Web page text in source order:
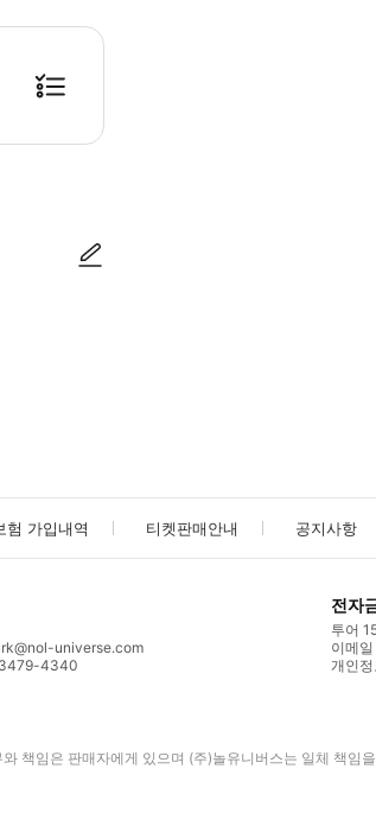
경우, 당일 연령 증명서가 필요할 수 있습니다. 결
험 가입내역 티켓판매안내 공지사항
universe.com
4340
전자
투어
이메
개인
책임은 판매자에게 있으며 (주)놀유니버스는 일체 책임